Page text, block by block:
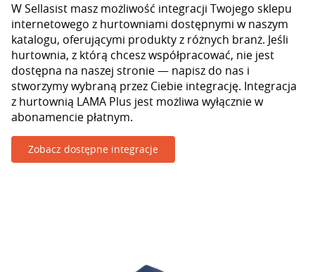
W Sellasist masz możliwość integracji Twojego sklepu
internetowego z hurtowniami dostępnymi w naszym
katalogu, oferującymi produkty z różnych branż. Jeśli
hurtownia, z którą chcesz współpracować, nie jest
dostępna na naszej stronie — napisz do nas i
stworzymy wybraną przez Ciebie integrację. Integracja
z hurtownią LAMA Plus jest możliwa wyłącznie w
abonamencie płatnym.
Zobacz dostępne integracje